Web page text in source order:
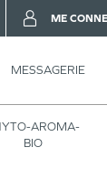
MESSAGERIE
AROMA-
BIO
ME